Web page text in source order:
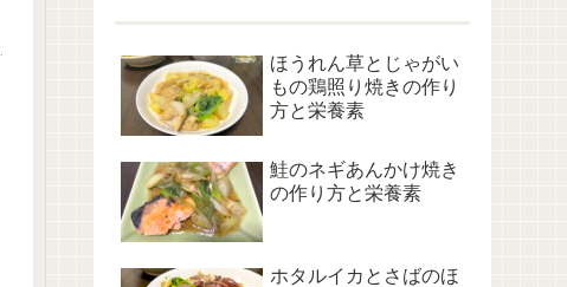
ほうれん草とじゃがい
もの鶏照り焼きの作り
方と栄養素
鮭のネギあんかけ焼き
の作り方と栄養素
ホタルイカとさばのほ